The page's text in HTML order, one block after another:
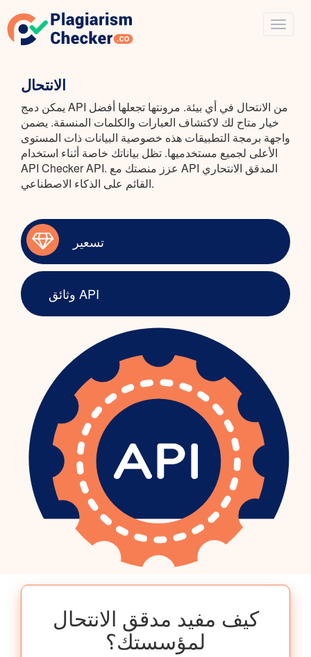
الانتحال
يمكن دمج API من الانتحال في أي بيئة. مرونتها تجعلها أفضل
خيار متاح لك لاكتشاف العبارات والكلمات المنسقة. يضمن
واجهة برمجة التطبيقات هذه خصوصية البيانات ذات المستوى
الأعلى لجميع مستخدميها. تظل بياناتك خاصة أثناء استخدام
API Checker API. عزز منصتك مع API المدقق الانتحاري
القائم على الذكاء الاصطناعي.
تسعير
وثائق API
كيف مفيد مدقق الانتحال
لمؤسستك؟